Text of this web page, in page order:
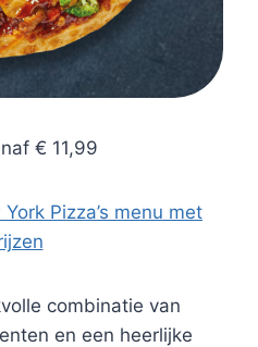
€ 11,99
York Pizza’s menu met
combinatie van
en een heerlijke